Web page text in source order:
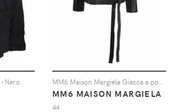
Nero
MM6 MAISON MARGIELA
44